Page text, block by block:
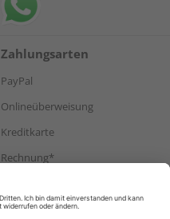
Zahlungsarten
PayPal
Onlineüberweisung
Kreditkarte
Rechnung*
Versand